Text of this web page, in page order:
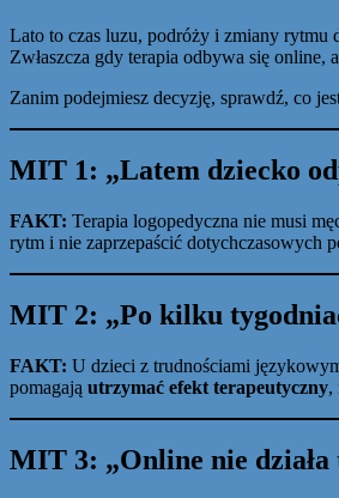
Lato to czas luzu, podróży i zmiany rytmu
Zwłaszcza gdy terapia odbywa się online,
Zanim podejmiesz decyzję, sprawdź, co
MIT 1: „Latem dziecko
FAKT: Terapia logopedyczna nie musi
rytm i nie zaprzepaścić dotychczasowych
MIT 2: „Po kilku
FAKT: U dzieci z trudnościami
pomagają utrzymać efekt terapeutyczny,
MIT 3: „Online nie